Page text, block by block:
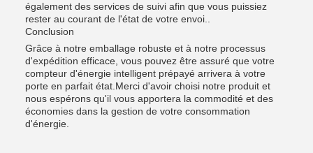
également des services de suivi afin que vous puissiez
rester au courant de l'état de votre envoi..
Conclusion
Grâce à notre emballage robuste et à notre processus
d'expédition efficace, vous pouvez être assuré que votre
compteur d'énergie intelligent prépayé arrivera à votre
porte en parfait état.Merci d'avoir choisi notre produit et
nous espérons qu'il vous apportera la commodité et des
économies dans la gestion de votre consommation
d'énergie.